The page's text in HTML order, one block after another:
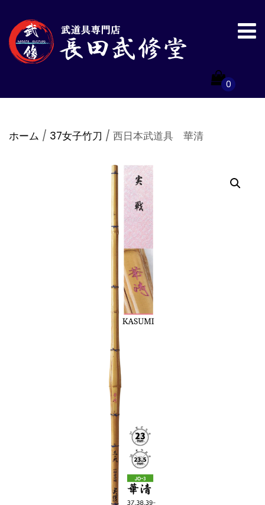
0
ホーム / 37女子竹刀 / 西日本武道具 華清